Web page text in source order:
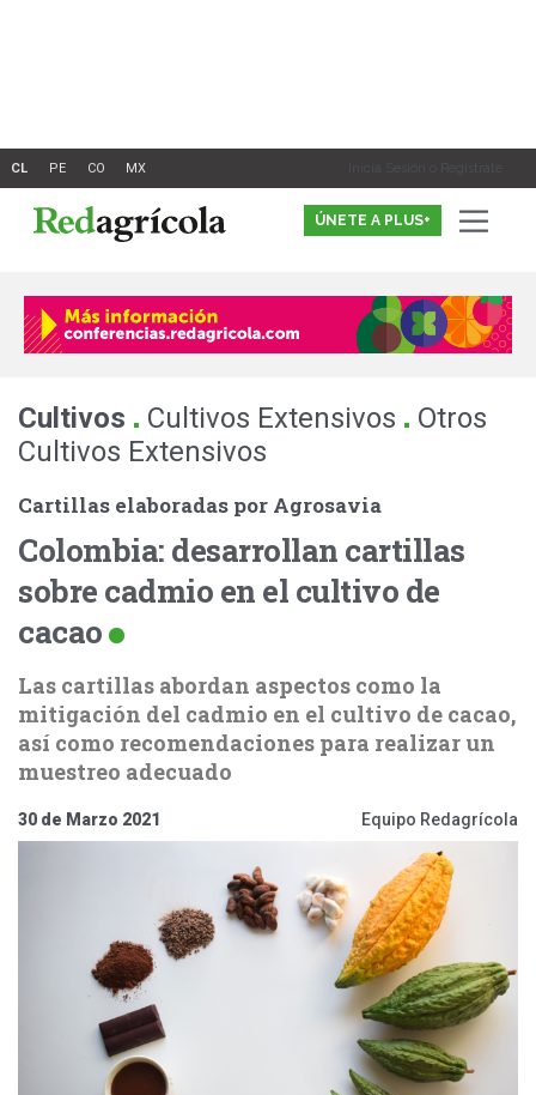
Inicia Sesión o Registrate
ÚNETE A PLUS+
Cultivos . Cultivos Extensivos . Otros
Cultivos Extensivos
Cartillas elaboradas por Agrosavia
Colombia: desarrollan cartillas
sobre cadmio en el cultivo de
cacao
Las cartillas abordan aspectos como la
mitigación del cadmio en el cultivo de cacao,
así como recomendaciones para realizar un
muestreo adecuado
30 de Marzo 2021 Equipo Redagrícola